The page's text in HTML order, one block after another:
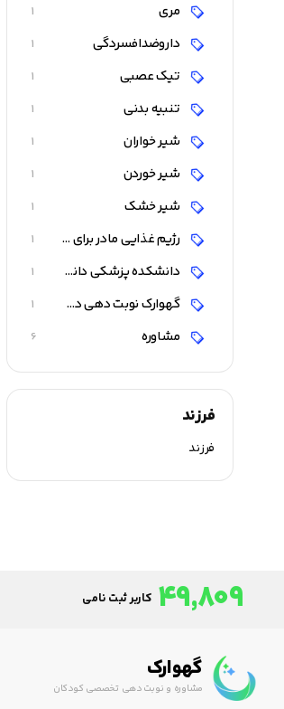
مری 1
داروضدافسردگی 1
تیک عصبی 1
تنبیه بدنی 1
شیر خواران 1
شیر خوردن 1
شیر خشک 1
رژیم غذایی مادر برای رفلاکس نوزاد 1
دانشکده پزشکی دانشگاه اصفهان 1
گهوارک نوبت دهی دکتر احمد شاه فرهت مشاوره کودک فوق تخصص کودک پزشک مشهد علت گریه کودک کولیک چیست ارام کردن کودک دل درد کودکان 1
مشاوره 6
فرزند
فرزند
49,809 کاربر ثبت نامی
گهوارک
مشاوره و نوبت دهی تخصصی کودکان